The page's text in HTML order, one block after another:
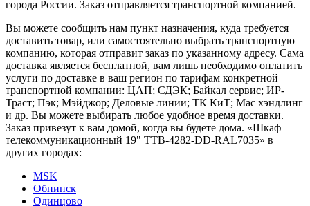
города России. Заказ отправляется транспортной компанией.
Вы можете сообщить нам пункт назначения, куда требуется
доставить товар, или самостоятельно выбрать транспортную
компанию, которая отправит заказ по указанному адресу. Сама
доставка является бесплатной, вам лишь необходимо оплатить
услуги по доставке в ваш регион по тарифам конкретной
транспортной компании: ЦАП; СДЭК; Байкал сервис; ИР-
Траст; Пэк; Мэйджор; Деловые линии; ТК КиТ; Мас хэндлинг
и др. Вы можете выбирать любое удобное время доставки.
Заказ привезут к вам домой, когда вы будете дома. «Шкаф
телекоммуникационный 19" TTB-4282-DD-RAL7035» в
других городах:
MSK
Обнинск
Одинцово